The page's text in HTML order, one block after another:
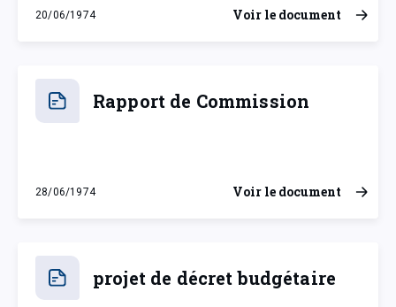
20/06/1974
jeudi 20 juin 1974
Voir le document
Rapport de Commission
28/06/1974
vendredi 28 juin 1974
Voir le document
projet de décret budgétaire